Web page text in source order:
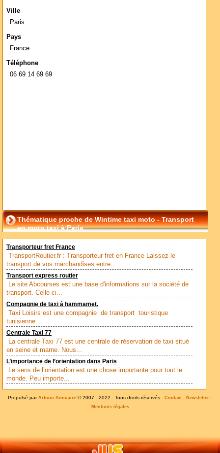
Ville
Paris
Pays
France
Téléphone
06 69 14 69 69
Thématique proche de Wintime taxi moto - Transport
en moto taxi à Paris
Transporteur fret France
TransportRoutier.fr : Transporteur fret en France Laissez le
transport de vos marchandises entre...
Transport express routier
Le site Abcourses est une base d'informations sur la société de
transport. Celle-ci...
Compagnie de taxi à hammamet.
Taxi Loisirs est une compagnie de transport touristique
tunisienne ...
Centrale Taxi 77
La centrale Taxi 77 est une centrale de réservation de taxi situé
en seine et marne. Nous...
L’importance de l’orientation dans Paris
Le sens de l’orientation est une chose importante pour tout le
monde. Peu importe...
Propulsé par Arfooo Annuaire © 2007 - 2022 - Tous droits réservés - Contact - Newsletter -
Mentions légales